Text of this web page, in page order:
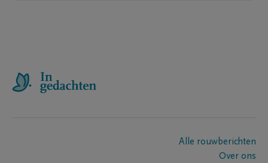
Alle rouwberichten
Over ons